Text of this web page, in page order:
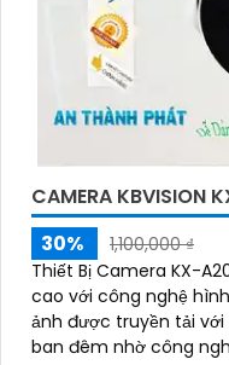
CAMERA KBVISION
30%
1,100,000 ₫
Thiết Bị Camera KX-
cao với công nghệ hình
ảnh được truyền tải
ban đêm nhờ công